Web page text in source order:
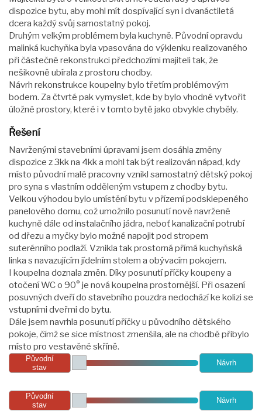
dispozice bytu, aby mohl mít dospívající syn i dvanáctiletá
dcera každý svůj samostatný pokoj.
Druhým velkým problémem byla kuchyně. Původní opravdu
malinká kuchyňka byla vpasována do výklenku realizovaného
při částečné rekonstrukci předchozími majiteli tak, že
nešikovně ubírala z prostoru chodby.
Návrh rekonstrukce koupelny bylo třetím problémovým
bodem. Za čtvrté pak vymyslet, kde by bylo vhodné vytvořit
úložné prostory, které i v tomto bytě jako obvykle chyběly.
Řešení
Navrženými stavebními úpravami jsem dosáhla změny
dispozice z 3kk na 4kk a mohl tak být realizován nápad, kdy
místo původní malé pracovny vznikl samostatný dětský pokoj
pro syna s vlastním odděleným vstupem z chodby bytu.
Velkou výhodou bylo umístění bytu v přízemí podsklepeného
panelového domu, což umožnilo posunutí nově navržené
kuchyně dále od instalačního jádra, neboť kanalizační potrubí
od dřezu a myčky bylo možné napojit pod stropem
suterénního podlaží. Vznikla tak prostorná přímá kuchyňská
linka s navazujícím jídelním stolem a obývacím pokojem.
I koupelna doznala změn. Díky posunutí příčky koupeny a
otočení WC o 90° je nová koupelna prostornější. Při osazení
posuvných dveří do stavebního pouzdra nedochází ke kolizi se
vstupními dveřmi do bytu.
Dále jsem navrhla posunutí příčky u původního dětského
pokoje, čímž se sice místnost zmenšila, ale na chodbě přibylo
místo pro vestavěné skříně.
Původní
stav
Návrh
Původní
stav
Návrh